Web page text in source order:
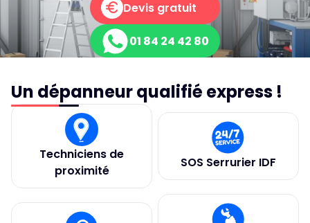
Devis gratuit
01 84 24 42 80
Un dépanneur qualifié express !
Techniciens de
proximité
SOS Serrurier IDF